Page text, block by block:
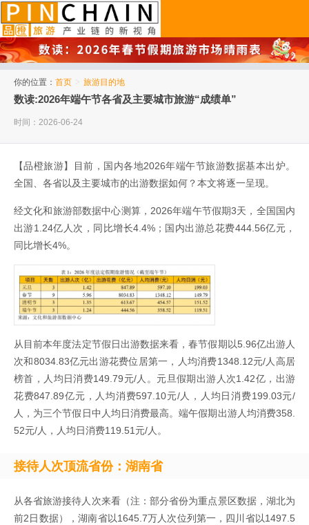
你的位置： 首页 > 旅游目的地
数读:2026年端午节各省及主要城市旅游“成绩单”
时间：2026-06-24
【品橙旅游】目前，国内各地2026年端午节旅游数据基本出炉。
全国、各省以及主要城市的出游数据如何？本文将逐一呈现。
经文化和旅游部数据中心测算，2026年端午节假期3天，全国国内
出游1.24亿人次，同比增长4.4%；国内出游总花费444.56亿元，
同比增长4%。
从目前本年度法定节假日出游数据来看，春节假期以5.96亿出游人
次和8034.83亿元出游花费位居第一，人均消费1348.12元/人高居
榜首，人均日消费149.79元/人。元旦假期出游人次1.42亿，出游
花费847.89亿元，人均消费597.10元/人，人均日消费199.03元/
人，为三个节假日中人均日消费最高。端午假期出游人均消费358.
52元/人，人均日消费119.51元/人。
接待人次顶流省份：湖南省
从各省旅游接待人次来看（注：部分省份为重点景区数据，湖北为
前2日数据），湖南省以1645.7万人次位列第一，四川省以1497.5